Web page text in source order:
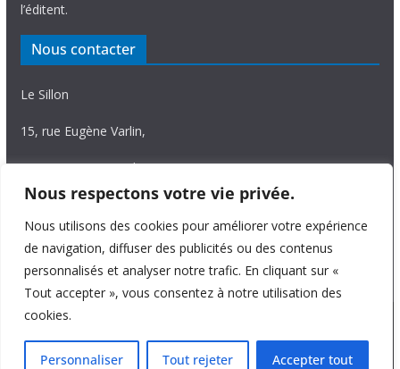
Nous respectons votre vie privée.
Nous utilisons des cookies pour améliorer votre expérience
de navigation, diffuser des publicités ou des contenus
personnalisés et analyser notre trafic. En cliquant sur «
Tout accepter », vous consentez à notre utilisation des
cookies.
Personnaliser Tout rejeter Accepter tout
l’éditent.
Nous contacter
Le Sillon
15, rue Eugène Varlin,
87036 Limoges Cedex.
Tél. 05 55 06 14 15
Nous écrire
Copyright © 2026 Le Sillon
. All rights reserved.